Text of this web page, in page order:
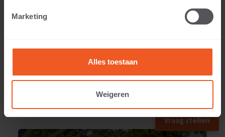
Marketing
Alles toestaan
Weigeren
Gewicht:
Vraag stellen